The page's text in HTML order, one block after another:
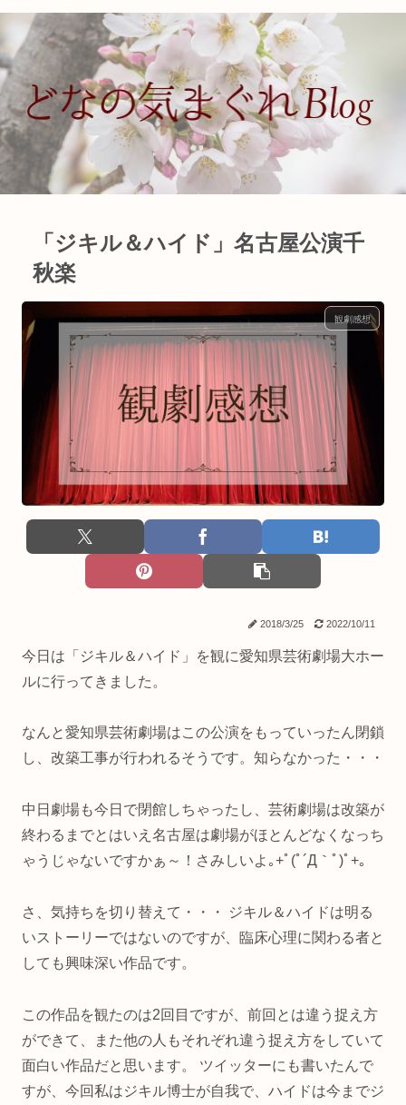
「ジキル＆ハイド」名古屋公演千
秋楽
観劇感想
2018/3/25 2022/10/11
今日は「ジキル＆ハイド」を観に愛知県芸術劇場大ホー
ルに行ってきました。
なんと愛知県芸術劇場はこの公演をもっていったん閉鎖
し、改築工事が行われるそうです。知らなかった・・・
中日劇場も今日で閉館しちゃったし、芸術劇場は改築が
終わるまでとはいえ名古屋は劇場がほとんどなくなっち
ゃうじゃないですかぁ～！さみしいよ｡+ﾟ(ﾟ´Д｀ﾟ)ﾟ+｡
さ、気持ちを切り替えて・・・ ジキル＆ハイドは明る
いストーリーではないのですが、臨床心理に関わる者と
しても興味深い作品です。
この作品を観たのは2回目ですが、前回とは違う捉え方
ができて、また他の人もそれぞれ違う捉え方をしていて
面白い作品だと思います。 ツイッターにも書いたんで
すが、今回私はジキル博士が自我で、ハイドは今までジ